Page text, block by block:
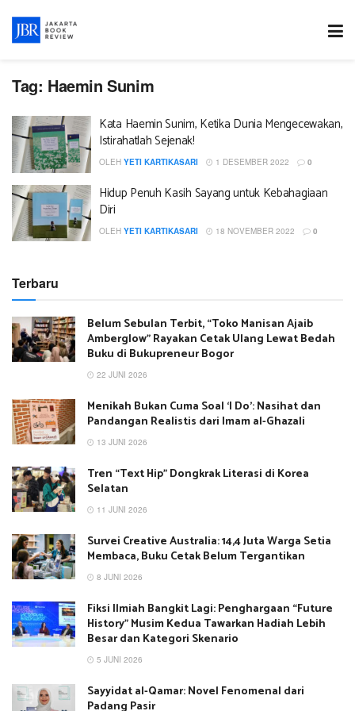
Tag: Haemin Sunim
Kata Haemin Sunim, Ketika Dunia Mengecewakan,
Istirahatlah Sejenak!
OLEH YETI KARTIKASARI 1 DESEMBER 2022 0
Hidup Penuh Kasih Sayang untuk Kebahagiaan
Diri
OLEH YETI KARTIKASARI 18 NOVEMBER 2022 0
Terbaru
Belum Sebulan Terbit, “Toko Manisan Ajaib
Amberglow” Rayakan Cetak Ulang Lewat Bedah
Buku di Bukupreneur Bogor
22 JUNI 2026
Menikah Bukan Cuma Soal ‘I Do’: Nasihat dan
Pandangan Realistis dari Imam al-Ghazali
13 JUNI 2026
Tren “Text Hip” Dongkrak Literasi di Korea
Selatan
11 JUNI 2026
Survei Creative Australia: 14,4 Juta Warga Setia
Membaca, Buku Cetak Belum Tergantikan
8 JUNI 2026
Fiksi Ilmiah Bangkit Lagi: Penghargaan “Future
History” Musim Kedua Tawarkan Hadiah Lebih
Besar dan Kategori Skenario
5 JUNI 2026
Sayyidat al-Qamar: Novel Fenomenal dari
Padang Pasir